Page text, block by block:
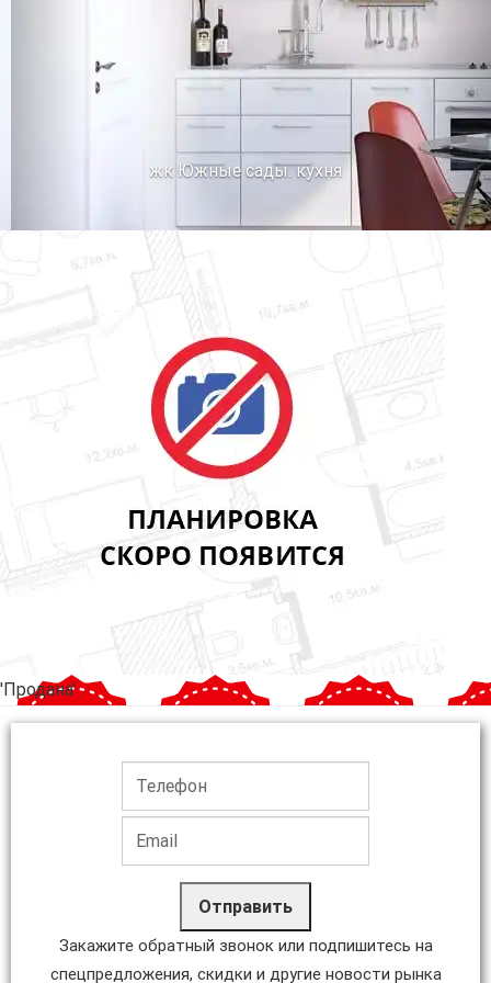
жк Южные сады. кухня
'Продана'
Отправить
Закажите обратный звонок или подпишитесь на
спецпредложения, скидки и другие новости рынка